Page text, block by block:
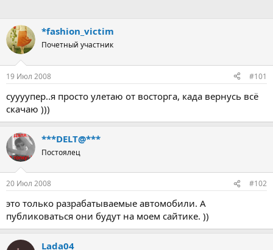
о
р
т
е
м
ы
н
а
а
*fashion_victim
Почетный участник
19 Июл 2008 #101
суууупер..я просто улетаю от восторга, када вернусь всё
скачаю )))
***DELT@***
Постоялец
20 Июл 2008 #102
это только разрабатываемые автомобили. А
публиковаться они будут на моем сайтике. ))
Lada04